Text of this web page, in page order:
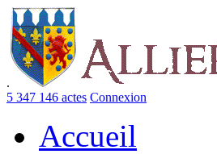
.
5 347 146 actes Connexion
Accueil